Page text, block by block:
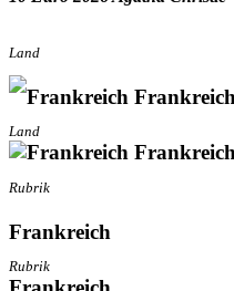
Land
Frankreich
Land
Frankreich
Rubrik
Frankreich
Rubrik